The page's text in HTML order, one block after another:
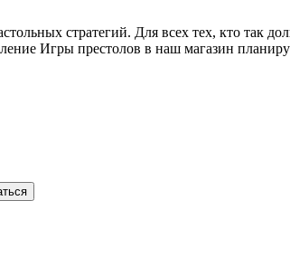
стратегий. Для всех тех, кто так
Игры престолов в наш магазин